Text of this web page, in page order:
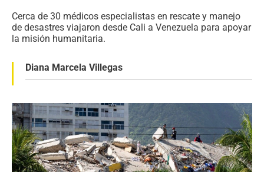
Cerca de 30 médicos especialistas en rescate y manejo
de desastres viajaron desde Cali a Venezuela para apoyar
la misión humanitaria.
Diana Marcela Villegas